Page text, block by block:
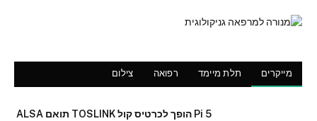
מייקרים תלת מיימד רפואה צילום
Pi 5 הופך לכרטיס קול TOSLINK תואם ALSA